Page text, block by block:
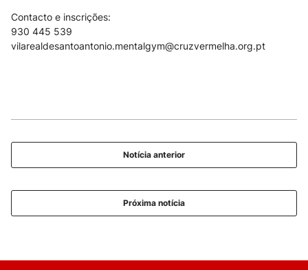
Contacto e inscrições:
930 445 539
vilarealdesantoantonio.mentalgym@cruzvermelha.org.pt
Notícia anterior
Próxima notícia